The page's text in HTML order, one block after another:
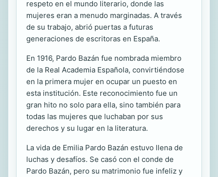
respeto en el mundo literario, donde las
mujeres eran a menudo marginadas. A través
de su trabajo, abrió puertas a futuras
generaciones de escritoras en España.
En 1916, Pardo Bazán fue nombrada miembro
de la Real Academia Española, convirtiéndose
en la primera mujer en ocupar un puesto en
esta institución. Este reconocimiento fue un
gran hito no solo para ella, sino también para
todas las mujeres que luchaban por sus
derechos y su lugar en la literatura.
La vida de Emilia Pardo Bazán estuvo llena de
luchas y desafíos. Se casó con el conde de
Pardo Bazán, pero su matrimonio fue infeliz y